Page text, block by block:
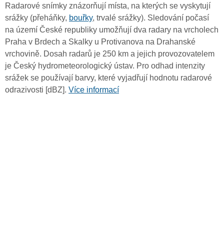
Radarové snímky znázorňují místa, na kterých se vyskytují
srážky (přeháňky, bouřky, trvalé srážky). Sledování počasí
na území České republiky umožňují dva radary na vrcholech
Praha v Brdech a Skalky u Protivanova na Drahanské
vrchovině. Dosah radarů je 250 km a jejich provozovatelem
je Český hydrometeorologický ústav. Pro odhad intenzity
srážek se používají barvy, které vyjadřují hodnotu radarové
odrazivosti [dBZ]. Více informací